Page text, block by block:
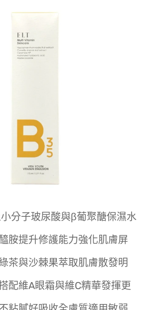
分子玻尿酸與β葡聚醣保濕水
胺提升修護能力強化肌膚屏
茶與沙棘果萃取肌膚散發明
配維A眼霜與維C精華發揮更